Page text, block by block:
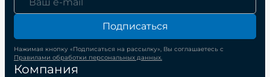
Компания
Подписаться
Нажимая кнопку «Подписаться на рассылку», Вы соглашаетесь с
Правилами обработки персональных данных.